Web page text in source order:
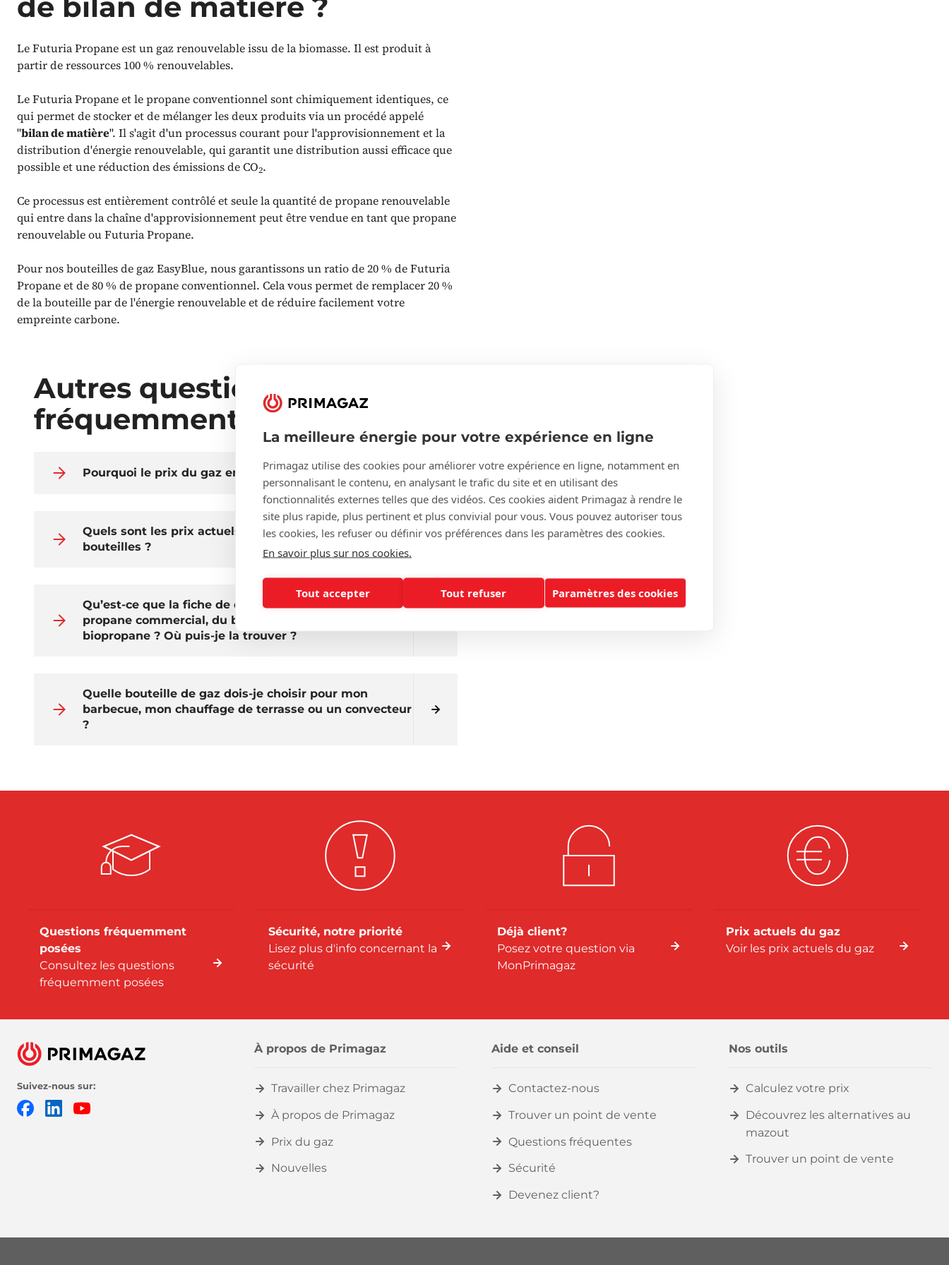
La meilleure énergie pour votre expérience en ligne
Primagaz utilise des cookies pour améliorer votre expérience en ligne, notamment en
personnalisant le contenu, en analysant le trafic du site et en utilisant des
fonctionnalités externes telles que des vidéos. Ces cookies aident Primagaz à rendre le
site plus rapide, plus pertinent et plus convivial pour vous. Vous pouvez autoriser tous
les cookies, les refuser ou définir vos préférences dans les paramètres des cookies.
En savoir plus sur nos cookies.
Tout accepter Tout refuser Paramètres des cookies
Le Futuria Propane est un gaz renouvelable issu de la biomasse. Il est produit à
partir de ressources 100 % renouvelables.
Le Futuria Propane et le propane conventionnel sont chimiquement identiques, ce
qui permet de stocker et de mélanger les deux produits via un procédé appelé
"bilan de matière". Il s'agit d'un processus courant pour l'approvisionnement et la
distribution d'énergie renouvelable, qui garantit une distribution aussi efficace que
possible et une réduction des émissions de CO2.
Ce processus est entièrement contrôlé et seule la quantité de propane renouvelable
qui entre dans la chaîne d'approvisionnement peut être vendue en tant que propane
renouvelable ou Futuria Propane.
Pour nos bouteilles de gaz EasyBlue, nous garantissons un ratio de 20 % de Futuria
Propane et de 80 % de propane conventionnel. Cela vous permet de remplacer 20 %
de la bouteille par de l'énergie renouvelable et de réduire facilement votre
empreinte carbone.
Autres questions
fréquemment posées
Pourquoi le prix du gaz en vrac fluctue-t-il sans cesse ?
Quels sont les prix actuels du gaz propane et en
bouteilles ?
Qu’est-ce que la fiche de données de sécurité du
propane commercial, du butane commercial et du
biopropane ? Où puis-je la trouver ?
Quelle bouteille de gaz dois-je choisir pour mon
barbecue, mon chauffage de terrasse ou un convecteur
?
Questions fréquemment
posées
Consultez les questions
fréquemment posées
Sécurité, notre priorité
Lisez plus d'info concernant la
sécurité
Déjà client?
Posez votre question via
MonPrimagaz
Prix actuels du gaz
Voir les prix actuels du gaz
Suivez-nous sur:
Facebook
LinkedIn
À propos de Primagaz
Travailler chez Primagaz
À propos de Primagaz
Prix du gaz
Nouvelles
Aide et conseil
Contactez-nous
Trouver un point de vente
Questions fréquentes
Sécurité
Devenez client?
Nos outils
Calculez votre prix
Découvrez les alternatives au
mazout
Trouver un point de vente